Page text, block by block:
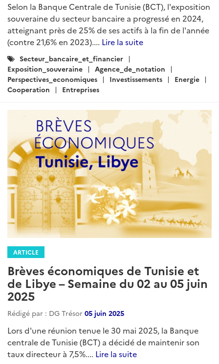
Selon la Banque Centrale de Tunisie (BCT), l'exposition
souveraine du secteur bancaire a progressé en 2024,
atteignant près de 25% de ses actifs à la fin de l'année
(contre 21,6% en 2023).... Lire la suite
Catégories
:
Secteur_bancaire_et_financier
Exposition_souveraine
Agence_de_notation
Perspectives_economiques
Investissements
Energie
Cooperation
Entreprises
ARTICLE
Brèves économiques de Tunisie et
de Libye – Semaine du 02 au 05 juin
2025
Rédigé par : DG Trésor 05 juin 2025
Lors d'une réunion tenue le 30 mai 2025, la Banque
centrale de Tunisie (BCT) a décidé de maintenir son
taux directeur à 7,5%.... Lire la suite